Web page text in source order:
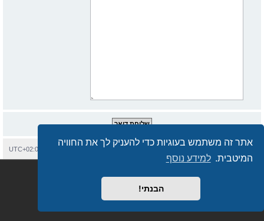
אתר זה משתמש בעוגיות כדי להעניק לך את החוויה
המיטבית. למידע נוסף
הבנתי!
UTC+02:00 מחיקת עוגיות
Revolution style by
מבוסס עלphpBB.co.il - פורומים בעברית . © 2017 - phpBB.co.il.